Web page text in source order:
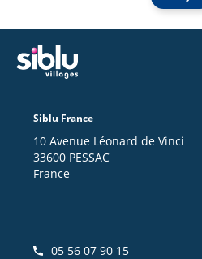
Siblu France
10 Avenue Léonard de Vinci
33600 PESSAC
France
05 56 07 90 15